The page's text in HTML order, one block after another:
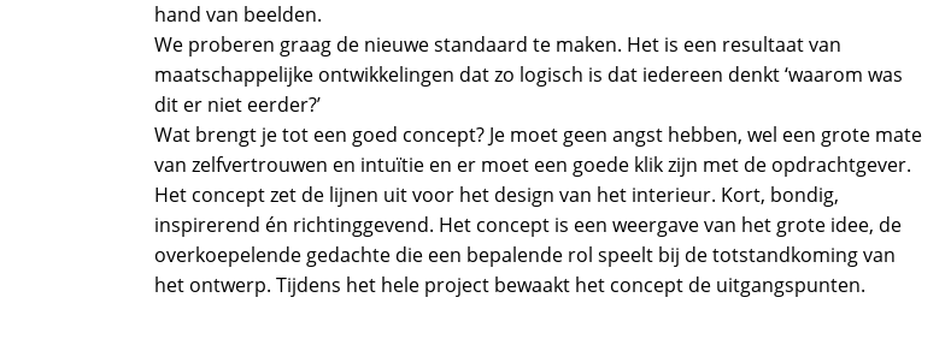
hand van beelden.
We proberen graag de nieuwe standaard te maken. Het is een resultaat van
maatschappelijke ontwikkelingen dat zo logisch is dat iedereen denkt ‘waarom was
dit er niet eerder?’
Wat brengt je tot een goed concept? Je moet geen angst hebben, wel een grote mate
van zelfvertrouwen en intuïtie en er moet een goede klik zijn met de opdrachtgever.
Het concept zet de lijnen uit voor het design van het interieur. Kort, bondig,
inspirerend én richtinggevend. Het concept is een weergave van het grote idee, de
overkoepelende gedachte die een bepalende rol speelt bij de totstandkoming van
het ontwerp. Tijdens het hele project bewaakt het concept de uitgangspunten.